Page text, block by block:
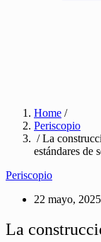
Home /
Periscopio
/ La
estándares de
Periscopio
22 mayo, 2025
La